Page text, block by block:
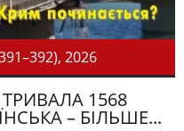
2026
1568
– БІЛЬШЕ...